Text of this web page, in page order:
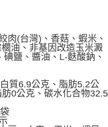
肉(台灣)、香菇、蝦米、
油、非基因改造玉米澱
鹽、醬油、L-麩酸鈉、
質6.9公克、脂肪5.2公
0公克、碳水化合物32.5